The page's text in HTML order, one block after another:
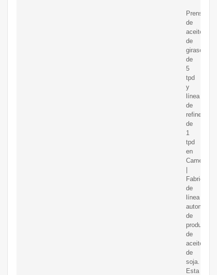
Prensado
de
aceite
de
girasol
de
5
tpd
y
línea
de
refinería
de
1
tpd
en
Camerún
Fabricante
de
línea
automática
de
producción
de
aceite
de
soja.
Esta